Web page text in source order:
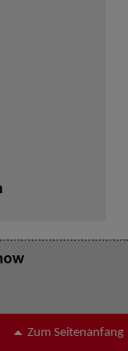
Zum Seitenanfang